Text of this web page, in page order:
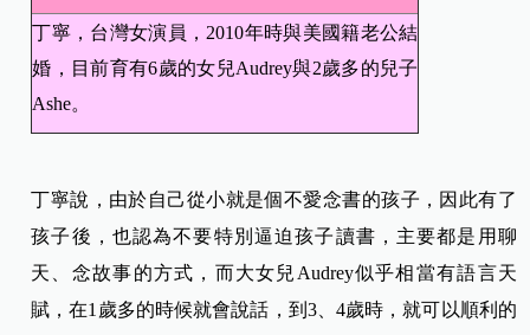
丁寧，台灣女演員，2010年時與美國籍老公結
婚，目前育有6歲的女兒Audrey與2歲多的兒子
Ashe。
丁寧說，由於自己從小就是個不愛念書的孩子，因此有了
孩子後，也認為不要特別逼迫孩子讀書，主要都是用聊
天、念故事的方式，而大女兒Audrey似乎相當有語言天
賦，在1歲多的時候就會說話，到3、4歲時，就可以順利的